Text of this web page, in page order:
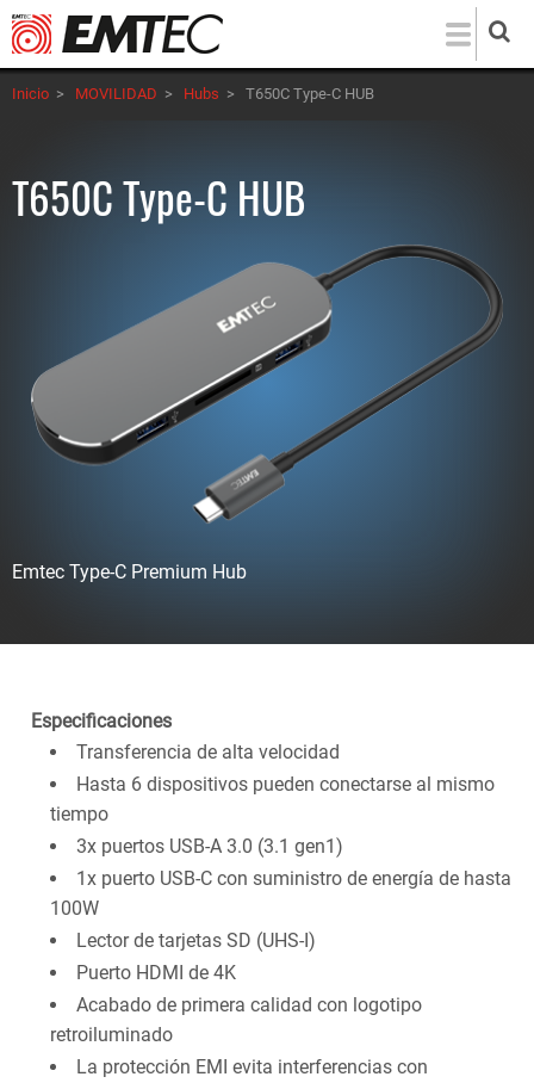
Pasar
al
contenido
principal
Inicio > MOVILIDAD > Hubs > T650C Type-C HUB
T650C Type-C HUB
Emtec Type-C Premium Hub
Especificaciones
Transferencia de alta velocidad
Hasta 6 dispositivos pueden conectarse al mismo
tiempo
3x puertos USB-A 3.0 (3.1 gen1)
1x puerto USB-C con suministro de energía de hasta
100W
Lector de tarjetas SD (UHS-I)
Puerto HDMI de 4K
Acabado de primera calidad con logotipo
retroiluminado
La protección EMI evita interferencias con